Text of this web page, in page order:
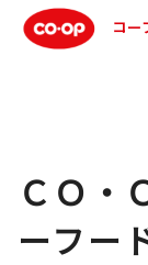
コー
ＣＯ・
ーフー